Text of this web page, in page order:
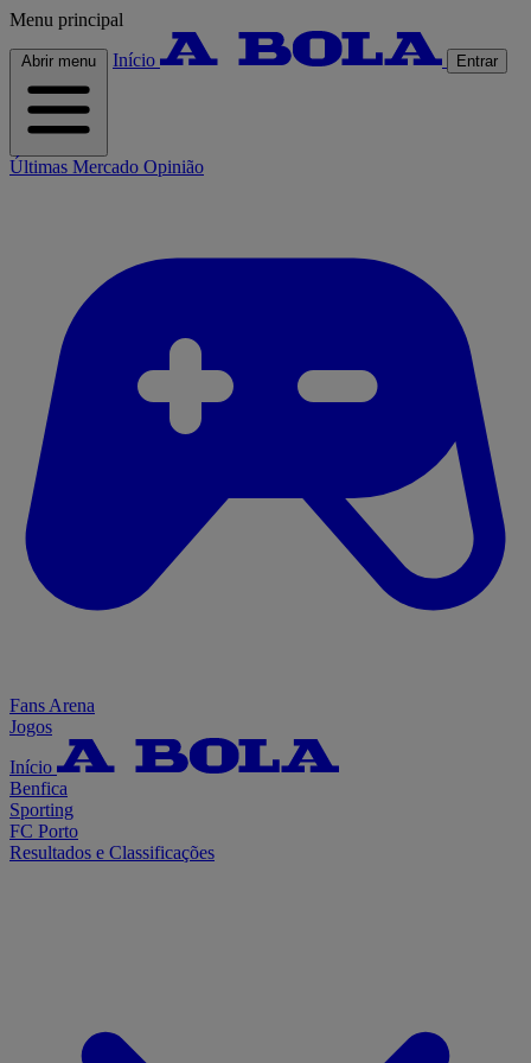
Menu principal
Abrir menu Início Entrar
Últimas Mercado Opinião
Fans Arena
Jogos
Início
Benfica
Sporting
FC Porto
Resultados e Classificações